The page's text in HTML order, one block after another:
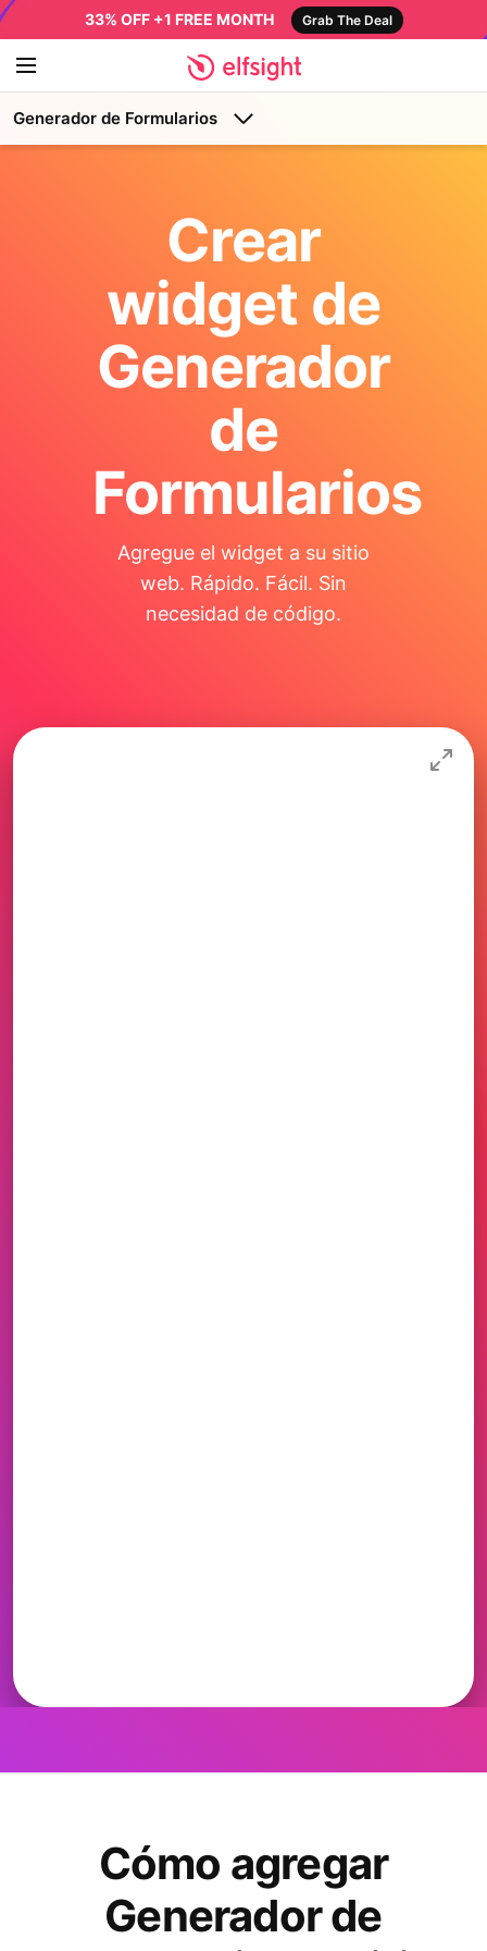
33% OFF +1 FREE MONTH Grab The Deal
Generador de Formularios
Crear
widget de
Generador
de
Formularios
Agregue el widget a su sitio
web. Rápido. Fácil. Sin
necesidad de código.
Cómo agregar
Generador de